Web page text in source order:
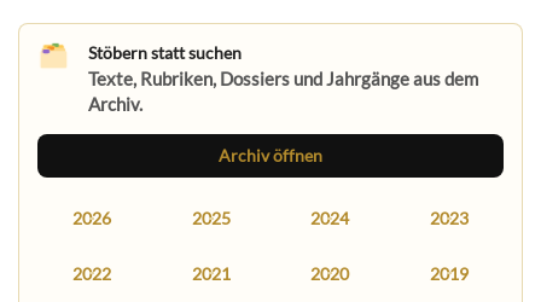
Stöbern statt suchen
Texte, Rubriken, Dossiers und Jahrgänge aus dem
Archiv.
Archiv öffnen
2026 2025 2024 2023
2022 2021 2020 2019